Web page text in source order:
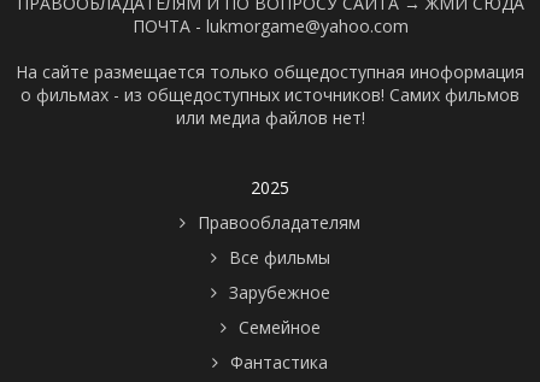
ПОЧТА - lukmorgame@yahoo.com
На сайте размещается только общедоступная иноформация
о фильмах - из общедоступных источников! Самих фильмов
или медиа файлов нет!
2025
Правообладателям
Все фильмы
Зарубежное
Семейное
Фантастика